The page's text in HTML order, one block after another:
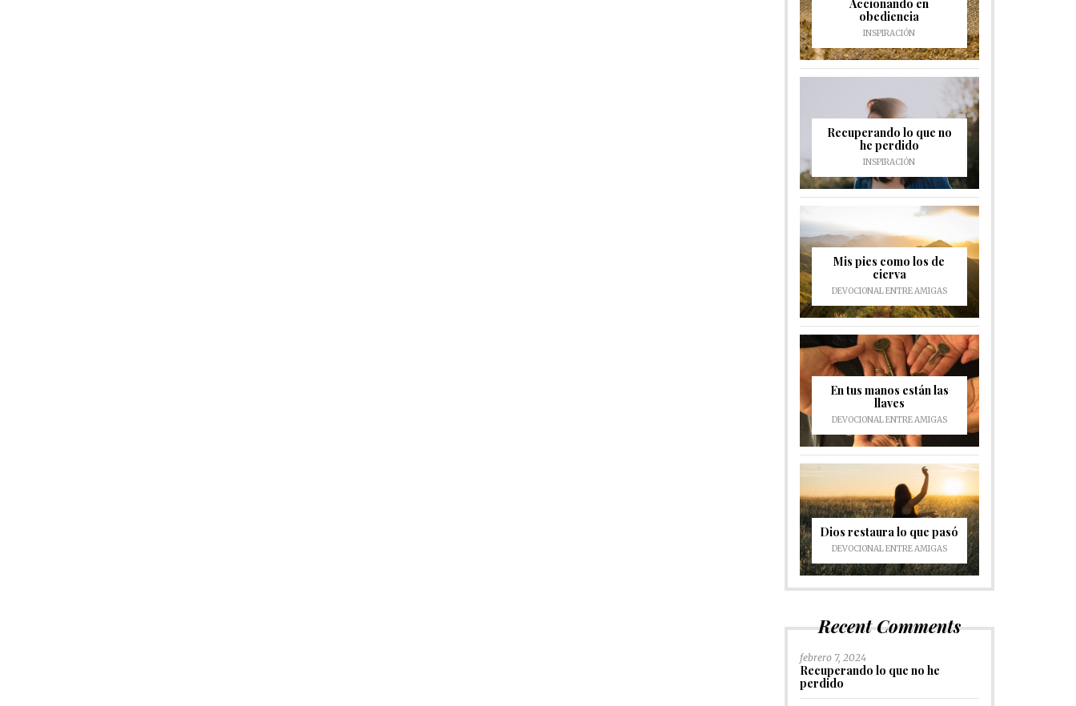
Accionando en
obediencia
INSPIRACIÓN
Recuperando lo que no
he perdido
INSPIRACIÓN
Mis pies como los de
cierva
DEVOCIONAL ENTRE AMIGAS
En tus manos están las
llaves
DEVOCIONAL ENTRE AMIGAS
Dios restaura lo que pasó
DEVOCIONAL ENTRE AMIGAS
Recent Comments
febrero 7, 2024
Recuperando lo que no he
perdido